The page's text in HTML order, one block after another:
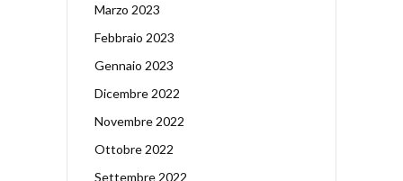
Marzo 2023
Febbraio 2023
Gennaio 2023
Dicembre 2022
Novembre 2022
Ottobre 2022
Settembre 2022